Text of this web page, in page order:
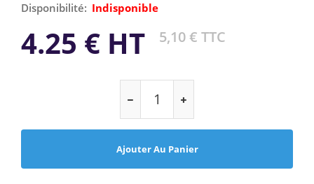
Disponibilité: Indisponible
4.25 € HT 5,10 € TTC
Ajouter Au Panier